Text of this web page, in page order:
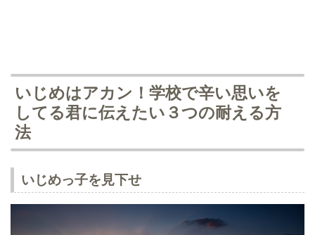
いじめはアカン！学校で辛い思いを
してる君に伝えたい３つの耐える方
法
いじめっ子を見下せ